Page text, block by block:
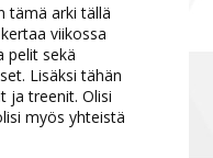
tämä arki tällä
viikossa
pelit sekä
Lisäksi tähän
ja treenit. Olisi
myös yhteistä